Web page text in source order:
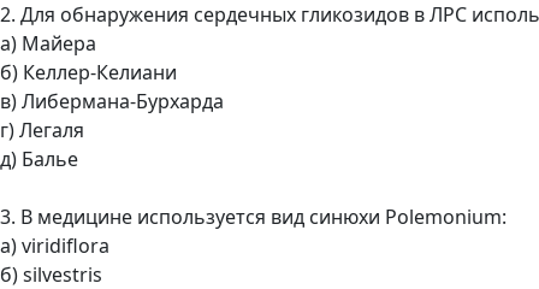
2. Для обнаружения сердечных гликозидов в ЛРС
а) Майера
б) Келлер-Келиани
в) Либермана-Бурхарда
г) Легаля
д) Балье
3. В медицине используется вид синюхи Polemonium:
а) viridiflora
б) silvestris